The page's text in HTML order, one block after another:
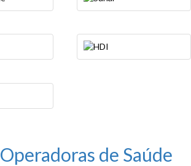
Operadoras de Saúde